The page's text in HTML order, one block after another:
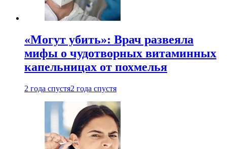
«Могут убить»: Врач развеяла
мифы о чудотворных витаминных
капельницах от похмелья
2 года спустя2 года спустя